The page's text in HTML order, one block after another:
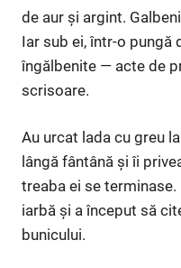
de aur și argint.
Iar sub ei, într-o pungă
îngălbenite — acte de
scrisoare.
Au urcat lada cu greu
lângă fântână și îi
treaba ei se
iarbă și a început să
bunicului.